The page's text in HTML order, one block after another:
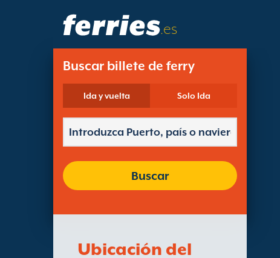
.es
Buscar billete de ferry
Ida y vuelta Solo Ida
Buscar
Ubicación del